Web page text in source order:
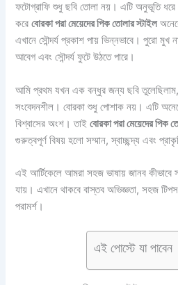
ফটোগ্রাফি শুধু ছবি তোলা নয়। এটি অনুভূতি ধরে
করেবোরকা পরা মেয়েদের পিক তোলার স্টাইল
এখানে সৌন্দর্য প্রকাশ পায় ভিন্নভাবে। পুরো মুখ
আবেগ এবং সৌন্দর্য ফুটে উঠতে পারে।
আমি প্রথম যখন এক বন্ধুর জন্য ছবি তুলেছিলাম,
সংবেদনশীল। বোরকা শুধু পোশাক নয়। এটি
বিশ্বাসের অংশ। তাইবোরকা পরা মেয়েদের পিক
গুরুত্বপূর্ণ বিষয় হলো সম্মান, স্বাচ্ছন্দ্য এবং
এই আর্টিকেলে আমরা সহজ ভাষায় জানব কীভাবে
যায়। এখানে থাকবে বাস্তব অভিজ্ঞতা, সহজ
পরামর্শ।
এই পোস্টে যা পাবেন